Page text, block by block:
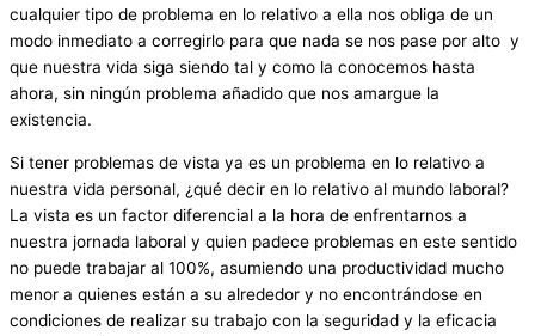
cualquier tipo de problema en lo relativo a ella nos obliga de un
modo inmediato a corregirlo para que nada se nos pase por alto y
que nuestra vida siga siendo tal y como la conocemos hasta
ahora, sin ningún problema añadido que nos amargue la
existencia.
Si tener problemas de vista ya es un problema en lo relativo a
nuestra vida personal, ¿qué decir en lo relativo al mundo laboral?
La vista es un factor diferencial a la hora de enfrentarnos a
nuestra jornada laboral y quien padece problemas en este sentido
no puede trabajar al 100%, asumiendo una productividad mucho
menor a quienes están a su alrededor y no encontrándose en
condiciones de realizar su trabajo con la seguridad y la eficacia